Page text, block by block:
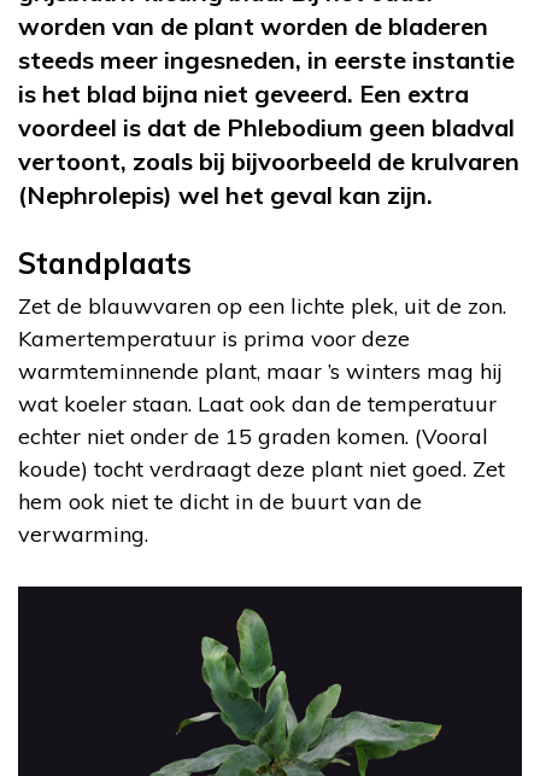
worden van de plant worden de bladeren
steeds meer ingesneden, in eerste instantie
is het blad bijna niet geveerd. Een extra
voordeel is dat de Phlebodium geen bladval
vertoont, zoals bij bijvoorbeeld de krulvaren
(Nephrolepis) wel het geval kan zijn.
Standplaats
Zet de blauwvaren op een lichte plek, uit de zon.
Kamertemperatuur is prima voor deze
warmteminnende plant, maar ’s winters mag hij
wat koeler staan. Laat ook dan de temperatuur
echter niet onder de 15 graden komen. (Vooral
koude) tocht verdraagt deze plant niet goed. Zet
hem ook niet te dicht in de buurt van de
verwarming.